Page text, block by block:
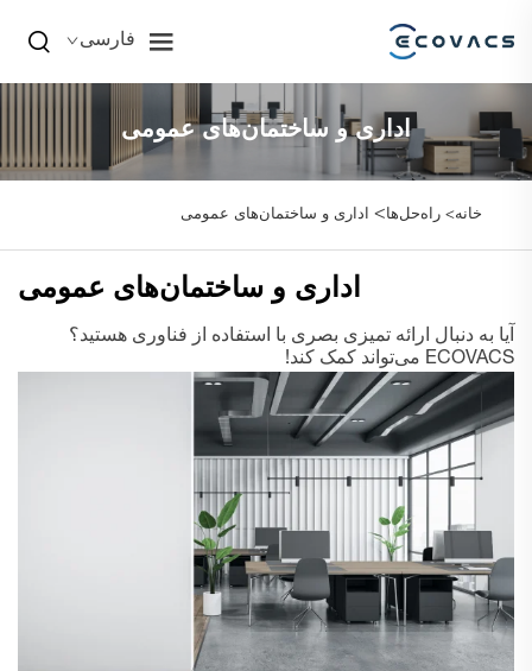
فارسی
اداری و ساختمان‌های عمومی
خانه> راه‌حل‌ها> اداری و ساختمان‌های عمومی
اداری و ساختمان‌های عمومی
آیا به دنبال ارائه تمیزی بصری با استفاده از فناوری هستید؟
ECOVACS می‌تواند کمک کند!